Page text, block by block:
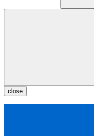
close